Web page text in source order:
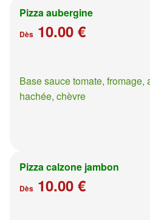
Pizza aubergine
Dès 10.00 €
Base sauce tomate, fromage,
hachée, chèvre
Pizza calzone jambon
Dès 10.00 €